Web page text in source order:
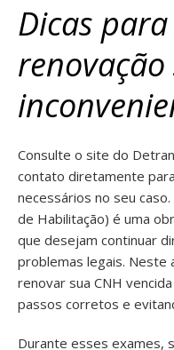
Dicas
renovação
Consulte o site do
contato diretamente
necessários no seu
de Habilitação) é uma
que desejam continuar
problemas legais. Neste
renovar sua CNH
passos corretos e
Durante esses exames,